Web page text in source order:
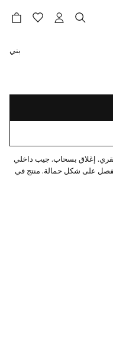
بني
خط بريميوم. 100% جلد بقري. إغلاق بسحاب. جيب داخلي
على شكل حمالة. منتج في
للحصول على دولاب ملابس